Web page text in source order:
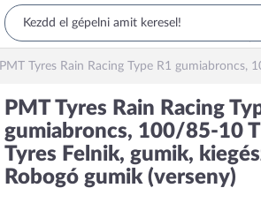
PMT Tyres Rain Racing Type R1 gumiabroncs,
PMT Tyres Rain Racing
gumiabroncs, 100/85-10
Tyres Felnik, gumik,
Robogó gumik (verseny)